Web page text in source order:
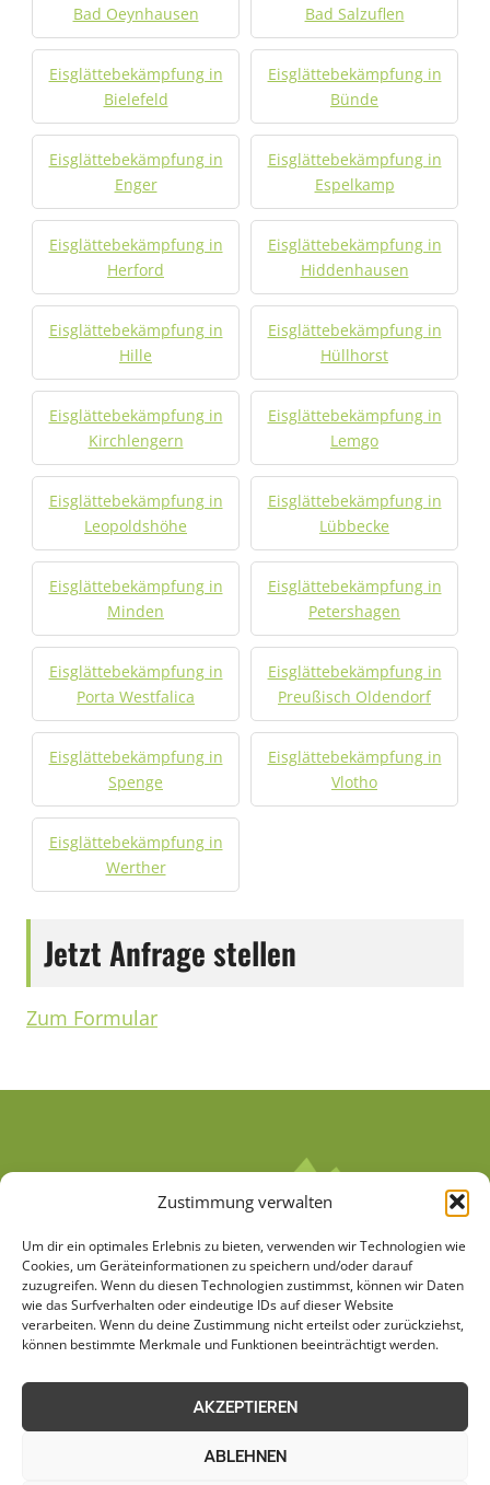
Zustimmung verwalten
Um dir ein optimales Erlebnis zu bieten, verwenden wir Technologien wie
Cookies, um Geräteinformationen zu speichern und/oder darauf
zuzugreifen. Wenn du diesen Technologien zustimmst, können wir Daten
wie das Surfverhalten oder eindeutige IDs auf dieser Website
verarbeiten. Wenn du deine Zustimmung nicht erteilst oder zurückziehst,
können bestimmte Merkmale und Funktionen beeinträchtigt werden.
AKZEPTIEREN
ABLEHNEN
Bad Oeynhausen
Bad Salzuflen
Eisglättebekämpfung in
Bielefeld
Eisglättebekämpfung in
Bünde
Eisglättebekämpfung in
Enger
Eisglättebekämpfung in
Espelkamp
Eisglättebekämpfung in
Herford
Eisglättebekämpfung in
Hiddenhausen
Eisglättebekämpfung in
Hille
Eisglättebekämpfung in
Hüllhorst
Eisglättebekämpfung in
Kirchlengern
Eisglättebekämpfung in
Lemgo
Eisglättebekämpfung in
Leopoldshöhe
Eisglättebekämpfung in
Lübbecke
Eisglättebekämpfung in
Minden
Eisglättebekämpfung in
Petershagen
Eisglättebekämpfung in
Porta Westfalica
Eisglättebekämpfung in
Preußisch Oldendorf
Eisglättebekämpfung in
Spenge
Eisglättebekämpfung in
Vlotho
Eisglättebekämpfung in
Werther
Jetzt Anfrage stellen
Zum Formular
AGB
Datenschutzerklärung
Cookie-Richtlinie (EU)
Kontakt
Impressum
Sitemap